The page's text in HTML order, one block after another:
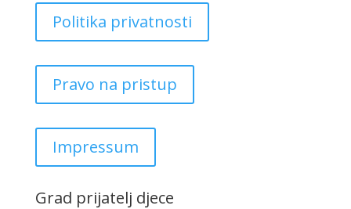
Politika privatnosti
Pravo na pristup
Impressum
Grad prijatelj djece